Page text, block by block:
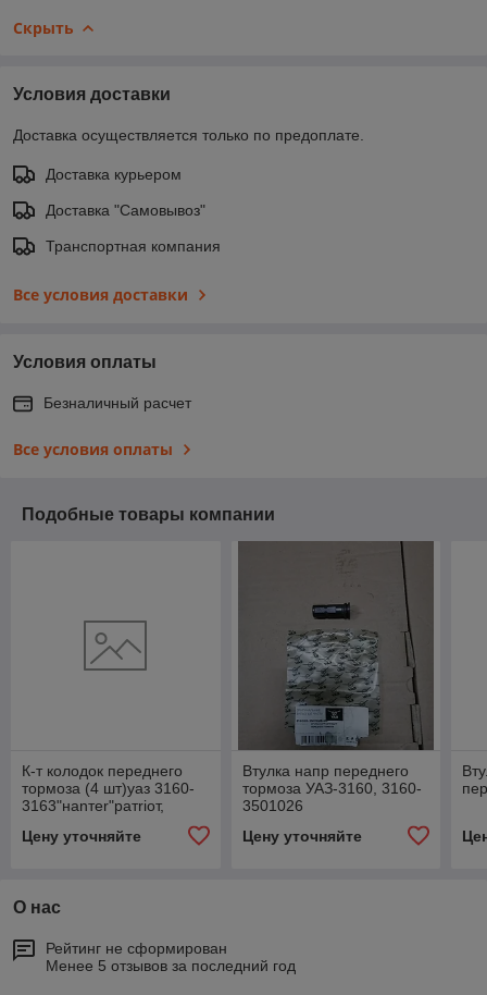
Скрыть
Условия доставки
Доставка осуществляется только по предоплате.
Доставка курьером
Доставка "Самовывоз"
Транспортная компания
Все условия доставки
Условия оплаты
Безналичный расчет
Все условия оплаты
Подобные товары компании
К-т колодок переднего
тормоза (4 шт)уаз 3160-
3163"наnтеr"ратriот,
Цену уточняйте
Втулка напр переднего
тормоза УАЗ-3160, 3160-
3501026
Цену уточняйте
О нас
Рейтинг не сформирован
Менее 5 отзывов за последний год